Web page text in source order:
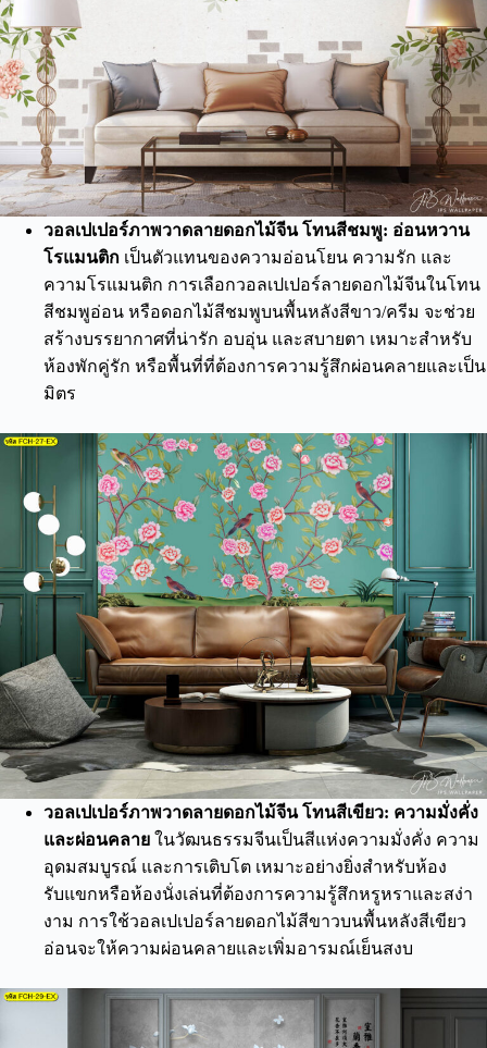
วอลเปเปอร์ภาพวาดลายดอกไม้จีน โทนสีชมพู: อ่อนหวาน
โรแมนติก เป็นตัวแทนของความอ่อนโยน ความรัก และ
ความโรแมนติก การเลือกวอลเปเปอร์ลายดอกไม้จีนในโทน
สีชมพูอ่อน หรือดอกไม้สีชมพูบนพื้นหลังสีขาว/ครีม จะช่วย
สร้างบรรยากาศที่น่ารัก อบอุ่น และสบายตา เหมาะสำหรับ
ห้องพักคู่รัก หรือพื้นที่ที่ต้องการความรู้สึกผ่อนคลายและเป็น
มิตร
วอลเปเปอร์ภาพวาดลายดอกไม้จีน โทนสีเขียว: ความมั่งคั่ง
และผ่อนคลาย ในวัฒนธรรมจีนเป็นสีแห่งความมั่งคั่ง ความ
อุดมสมบูรณ์ และการเติบโต เหมาะอย่างยิ่งสำหรับห้อง
รับแขกหรือห้องนั่งเล่นที่ต้องการความรู้สึกหรูหราและสง่า
งาม การใช้วอลเปเปอร์ลายดอกไม้สีขาวบนพื้นหลังสีเขียว
อ่อนจะให้ความผ่อนคลายและเพิ่มอารมณ์เย็นสงบ